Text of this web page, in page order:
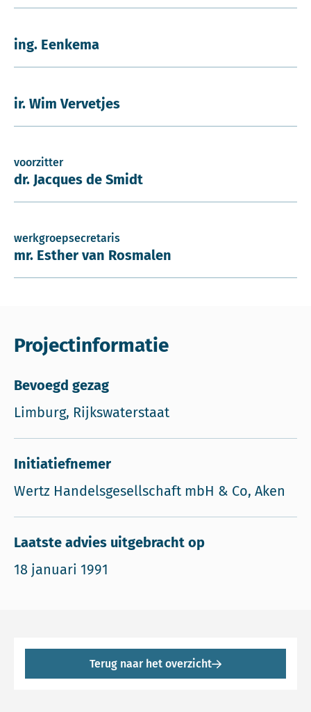
ing. Eenkema
ir. Wim Vervetjes
voorzitter
dr. Jacques de Smidt
werkgroepsecretaris
mr. Esther van Rosmalen
Projectinformatie
Bevoegd gezag
Limburg, Rijkswaterstaat
Initiatiefnemer
Wertz Handelsgesellschaft mbH & Co, Aken
Laatste advies uitgebracht op
18 januari 1991
Terug naar het overzicht